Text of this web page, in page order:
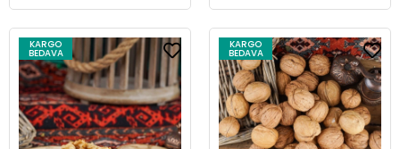
KARGO
BEDAVA
KARGO
BEDAVA